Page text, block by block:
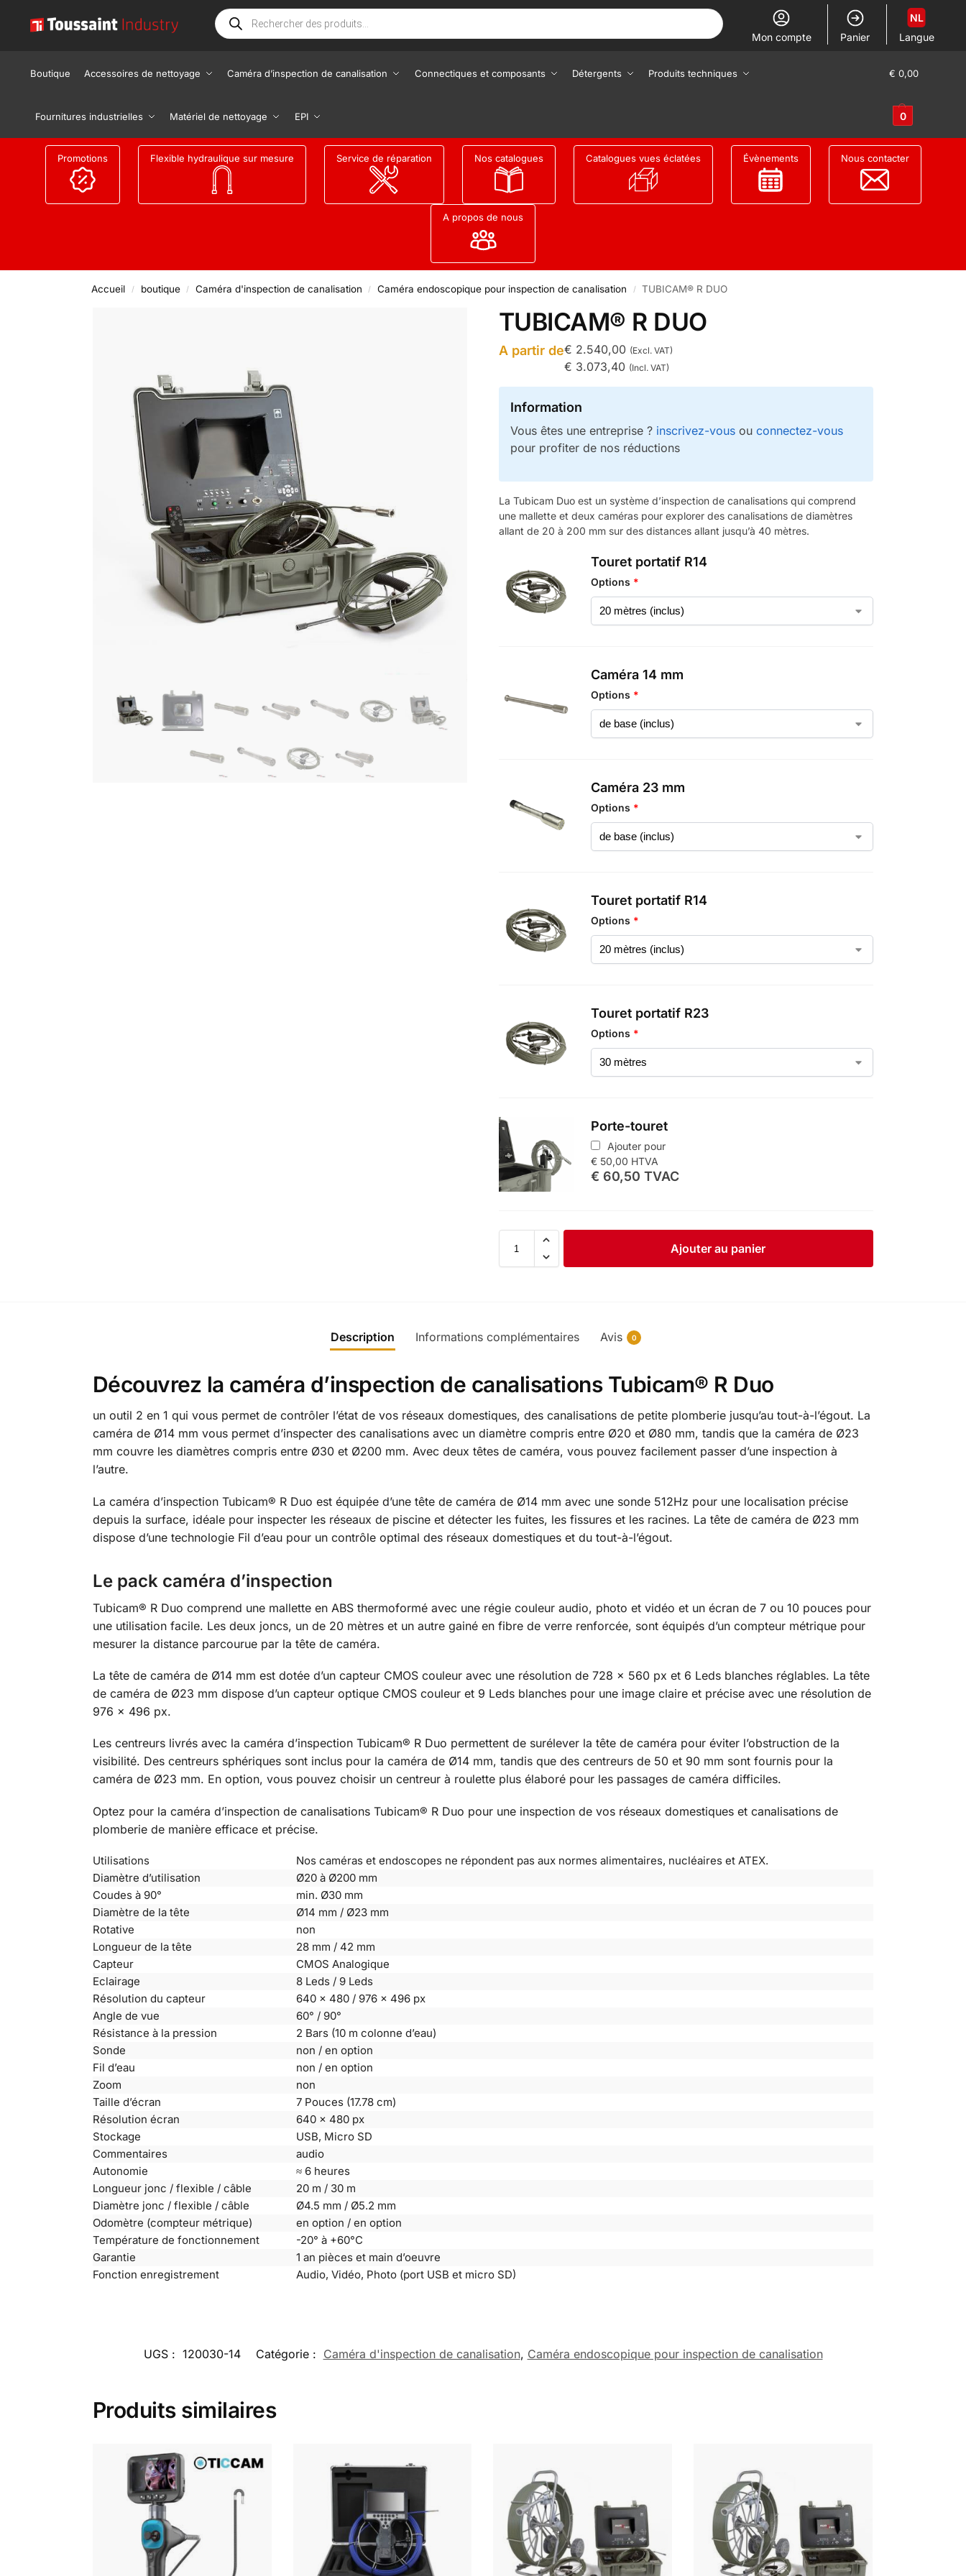
Mon compte Panier Langue
NL
Boutique Accessoires de nettoyage Caméra d’inspection de canalisation Connectiques et composants Détergents Produits techniques
Fournitures industrielles Matériel de nettoyage EPI
€ 0,00
0
Promotions Flexible hydraulique sur mesure Service de réparation Nos catalogues Catalogues vues éclatées Évènements Nous contacter
A propos de nous
Accueil / boutique / Caméra d'inspection de canalisation / Caméra endoscopique pour inspection de canalisation / TUBICAM® R DUO
TUBICAM® R DUO
A partir de€ 2.540,00 (Excl. VAT)
€ 3.073,40 (Incl. VAT)
Information
Vous êtes une entreprise ? inscrivez-vousou connectez-vous
pour profiter de nos réductions
La Tubicam Duo est un système d’inspection de canalisations qui comprend
une mallette et deux caméras pour explorer des canalisations de diamètres
allant de 20 à 200 mm sur des distances allant jusqu’à 40 mètres.
Touret portatif R14
Options *
Caméra 14 mm
Options *
Caméra 23 mm
Options *
Touret portatif R14
Options *
Touret portatif R23
Options *
Porte-touret
Ajouter pour
€ 50,00 HTVA
€ 60,50 TVAC
Ajouter au panier
Description Informations complémentaires Avis 0
Découvrez la caméra d’inspection de canalisations Tubicam® R Duo
un outil 2 en 1 qui vous permet de contrôler l’état de vos réseaux domestiques, des canalisations de petite plomberie jusqu’au tout-à-l’égout. La
caméra de Ø14 mm vous permet d’inspecter des canalisations avec un diamètre compris entre Ø20 et Ø80 mm, tandis que la caméra de Ø23
mm couvre les diamètres compris entre Ø30 et Ø200 mm. Avec deux têtes de caméra, vous pouvez facilement passer d’une inspection à
l’autre.
La caméra d’inspection Tubicam® R Duo est équipée d’une tête de caméra de Ø14 mm avec une sonde 512Hz pour une localisation précise
depuis la surface, idéale pour inspecter les réseaux de piscine et détecter les fuites, les fissures et les racines. La tête de caméra de Ø23 mm
dispose d’une technologie Fil d’eau pour un contrôle optimal des réseaux domestiques et du tout-à-l’égout.
Le pack caméra d’inspection
Tubicam® R Duo comprend une mallette en ABS thermoformé avec une régie couleur audio, photo et vidéo et un écran de 7 ou 10 pouces pour
une utilisation facile. Les deux joncs, un de 20 mètres et un autre gainé en fibre de verre renforcée, sont équipés d’un compteur métrique pour
mesurer la distance parcourue par la tête de caméra.
La tête de caméra de Ø14 mm est dotée d’un capteur CMOS couleur avec une résolution de 728 x 560 px et 6 Leds blanches réglables. La tête
de caméra de Ø23 mm dispose d’un capteur optique CMOS couleur et 9 Leds blanches pour une image claire et précise avec une résolution de
976 x 496 px.
Les centreurs livrés avec la caméra d’inspection Tubicam® R Duo permettent de surélever la tête de caméra pour éviter l’obstruction de la
visibilité. Des centreurs sphériques sont inclus pour la caméra de Ø14 mm, tandis que des centreurs de 50 et 90 mm sont fournis pour la
caméra de Ø23 mm. En option, vous pouvez choisir un centreur à roulette plus élaboré pour les passages de caméra difficiles.
Optez pour la caméra d’inspection de canalisations Tubicam® R Duo pour une inspection de vos réseaux domestiques et canalisations de
plomberie de manière efficace et précise.
Utilisations
Nos caméras et endoscopes ne répondent pas aux normes alimentaires, nucléaires et ATEX.
Diamètre d’utilisation
Ø20 à Ø200 mm
Coudes à 90°
min. Ø30 mm
Diamètre de la tête
Ø14 mm / Ø23 mm
Rotative
non
Longueur de la tête
28 mm / 42 mm
Capteur
CMOS Analogique
Eclairage
8 Leds / 9 Leds
Résolution du capteur
640 x 480 / 976 x 496 px
Angle de vue
60° / 90°
Résistance à la pression
2 Bars (10 m colonne d’eau)
Sonde
non / en option
Fil d’eau
non / en option
Zoom
non
Taille d’écran
7 Pouces (17.78 cm)
Résolution écran
640 x 480 px
Stockage
USB, Micro SD
Commentaires
audio
Autonomie
≈ 6 heures
Longueur jonc / flexible / câble
20 m / 30 m
Diamètre jonc / flexible / câble
Ø4.5 mm / Ø5.2 mm
Odomètre (compteur métrique)
en option / en option
Température de fonctionnement
-20° à +60°C
Garantie
1 an pièces et main d’oeuvre
Fonction enregistrement
Audio, Vidéo, Photo (port USB et micro SD)
UGS : 120030-14 Catégorie : Caméra d'inspection de canalisation, Caméra endoscopique pour inspection de canalisation
Produits similaires